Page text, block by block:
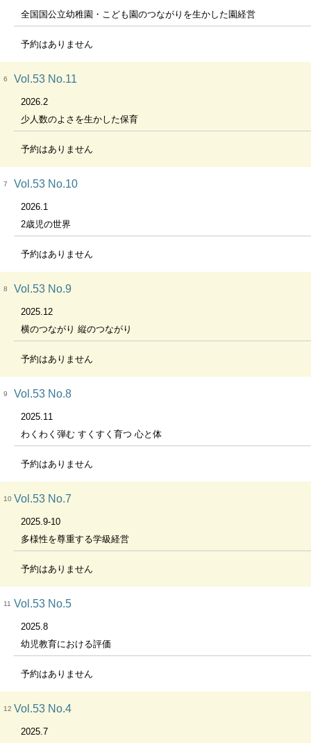
全国国公立幼稚園・こども園のつながりを生かした園経営
予約はありません
6 Vol.53 No.11
2026.2
少人数のよさを生かした保育
予約はありません
7 Vol.53 No.10
2026.1
2歳児の世界
予約はありません
8 Vol.53 No.9
2025.12
横のつながり 縦のつながり
予約はありません
9 Vol.53 No.8
2025.11
わくわく弾む すくすく育つ 心と体
予約はありません
10 Vol.53 No.7
2025.9-10
多様性を尊重する学級経営
予約はありません
11 Vol.53 No.5
2025.8
幼児教育における評価
予約はありません
12 Vol.53 No.4
2025.7